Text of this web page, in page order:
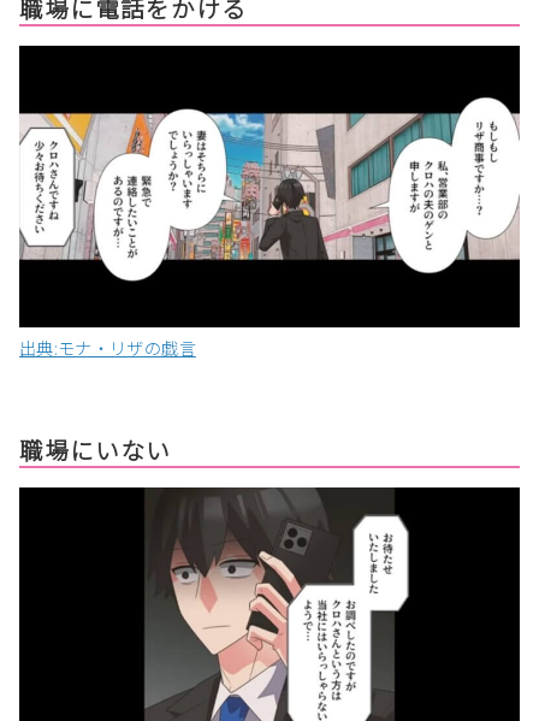
職場に電話をかける
出典:モナ・リザの戯言
職場にいない